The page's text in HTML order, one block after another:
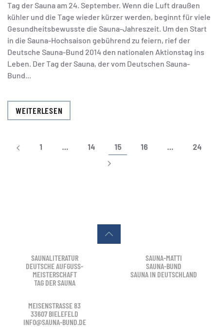
Tag der Sauna am 24. September. Wenn die Luft draußen
kühler und die Tage wieder kürzer werden, beginnt für viele
Gesundheitsbewusste die Sauna-Jahreszeit. Um den Start
in die Sauna-Hochsaison gebührend zu feiern, rief der
Deutsche Sauna-Bund 2014 den nationalen Aktionstag ins
Leben. Der Tag der Sauna, der vom Deutschen Sauna-
Bund...
WEITERLESEN
1 … 14 15 16 … 24
SAUNALITERATUR
DEUTSCHE AUFGUSS-
MEISTERSCHAFT
TAG DER SAUNA
SAUNA-MATTI
SAUNA-BUND
SAUNA IN DEUTSCHLAND
MEISENSTRASSE 83
33607 BIELEFELD
INFO@SAUNA-BUND.DE